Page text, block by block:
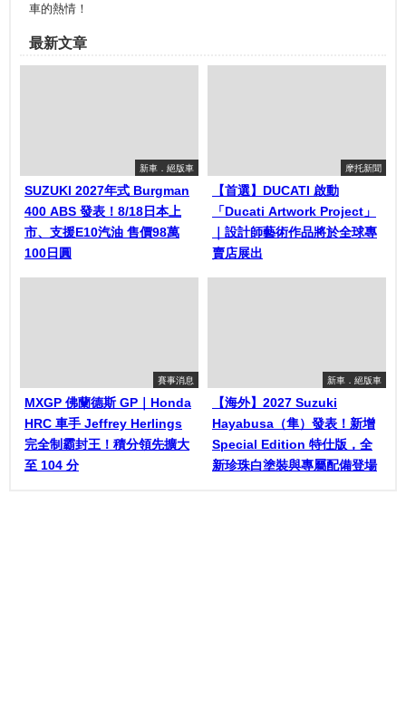
車的熱情！
最新文章
新車．絕版車
SUZUKI 2027年式 Burgman
400 ABS 發表！8/18日本上
市、支援E10汽油 售價98萬
100日圓
摩托新聞
【首選】DUCATI 啟動
「Ducati Artwork Project」
｜設計師藝術作品將於全球專
賣店展出
賽事消息
MXGP 佛蘭德斯 GP｜Honda
HRC 車手 Jeffrey Herlings
完全制霸封王！積分領先擴大
至 104 分
新車．絕版車
【海外】2027 Suzuki
Hayabusa（隼）發表！新增
Special Edition 特仕版，全
新珍珠白塗裝與專屬配備登場